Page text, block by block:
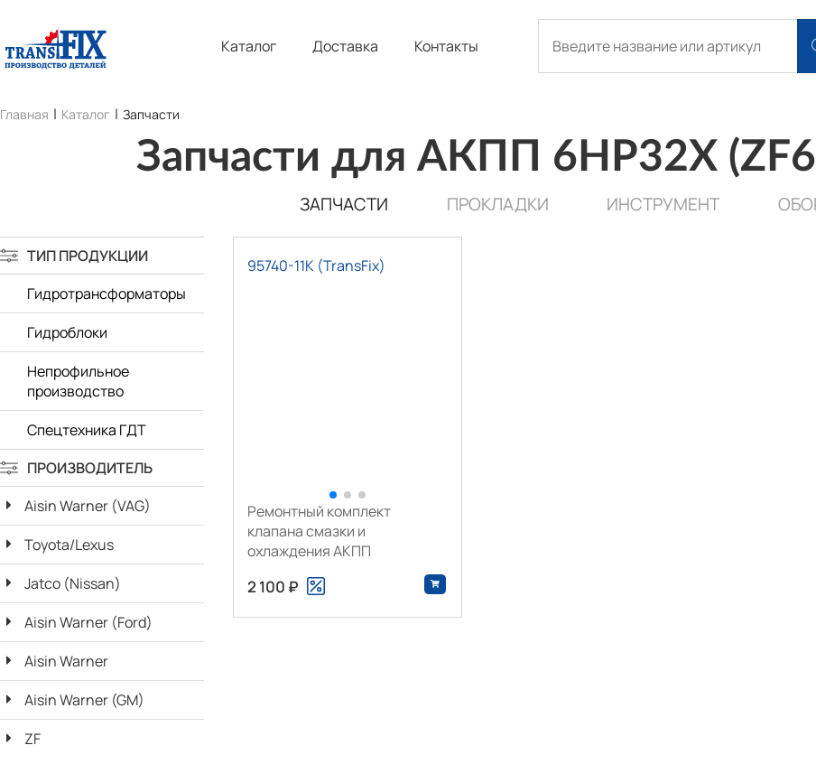
Каталог Доставка Контакты
Главная Каталог Запчасти
Запчасти для АКПП 6HP32X
ЗАПЧАСТИ ПРОКЛАДКИ ИНСТРУМЕНТ
ТИП ПРОДУКЦИИ
Гидротрансформаторы
Гидроблоки
Непрофильное
производство
Спецтехника ГДТ
ПРОИЗВОДИТЕЛЬ
Aisin Warner (VAG)
Toyota/Lexus
Jatco (Nissan)
Aisin Warner (Ford)
Aisin Warner
Aisin Warner (GM)
ZF
95740-11K (TransFix)
Ремонтный комплект
клапана смазки и
охлаждения АКПП
2 100 ₽